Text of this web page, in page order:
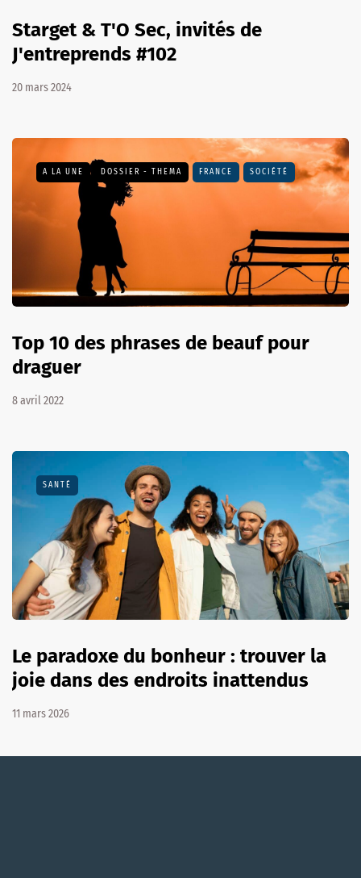
Starget & T'O Sec, invités de
J'entreprends #102
20 mars 2024
A LA UNE DOSSIER - THEMA FRANCE SOCIÉTÉ
Top 10 des phrases de beauf pour
draguer
8 avril 2022
SANTÉ
Le paradoxe du bonheur : trouver la
joie dans des endroits inattendus
11 mars 2026